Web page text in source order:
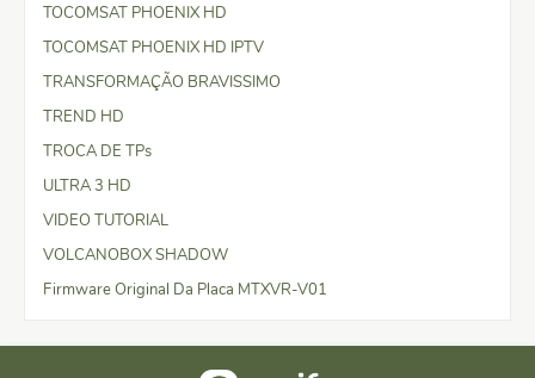
TOCOMSAT PHOENIX HD
TOCOMSAT PHOENIX HD IPTV
TRANSFORMAÇÃO BRAVISSIMO
TREND HD
TROCA DE TPs
ULTRA 3 HD
VIDEO TUTORIAL
VOLCANOBOX SHADOW
Firmware Original Da Placa MTXVR-V01